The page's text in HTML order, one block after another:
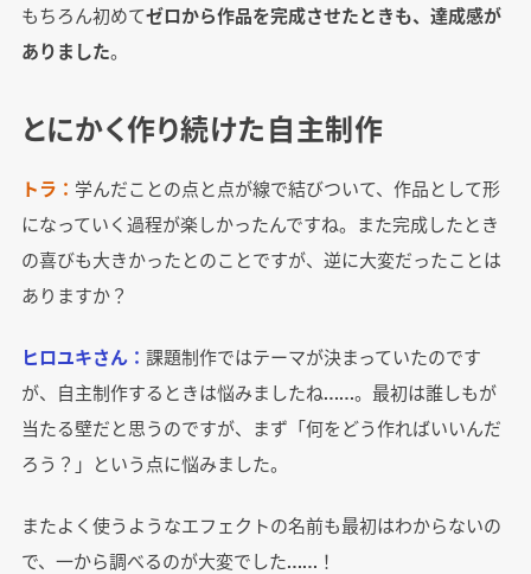
もちろん初めてゼロから作品を完成させたときも、達成感が
ありました。
とにかく作り続けた自主制作
トラ： 学んだことの点と点が線で結びついて、作品として形
になっていく過程が楽しかったんですね。また完成したとき
の喜びも大きかったとのことですが、逆に大変だったことは
ありますか？
ヒロユキさん： 課題制作ではテーマが決まっていたのです
が、自主制作するときは悩みましたね……。最初は誰しもが
当たる壁だと思うのですが、まず「何をどう作ればいいんだ
ろう？」という点に悩みました。
またよく使うようなエフェクトの名前も最初はわからないの
で、一から調べるのが大変でした……！